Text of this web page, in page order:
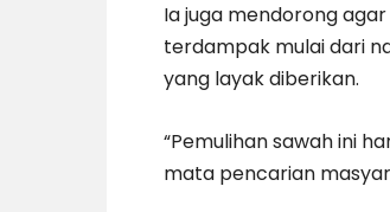
Ia juga mendorong
terdampak mulai dari
yang layak diberikan.
“Pemulihan sawah ini
mata pencarian